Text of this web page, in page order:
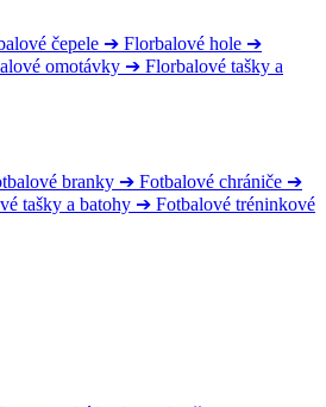
čepele ➔ Florbalové hole ➔
omotávky ➔ Florbalové tašky a
branky ➔ Fotbalové chrániče ➔
tašky a batohy ➔ Fotbalové tréninkové